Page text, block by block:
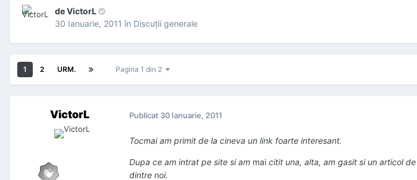
deVictorL
30 Ianuarie, 2011 în Discuţii generale
1 2 URM. Pagina 1 din 2
VictorL Publicat 30 Ianuarie, 2011
Tocmai am primit de la cineva un link foarte interesant.
Dupa ce am intrat pe site si am mai citit una, alta, am gasit si un articol
dintre noi.